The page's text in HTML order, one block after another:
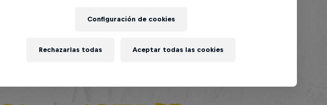
Configuración de cookies
Rechazarlas todas Aceptar todas las cookies